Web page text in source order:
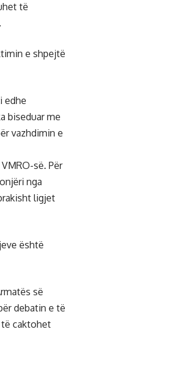
të
e shpejtë
edhe
biseduar me
vazhdimin e
së. Për
nga
ligjet
është
së
debatin e të
të caktohet